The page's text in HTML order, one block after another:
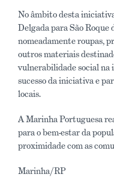
No âmbito desta
Delgada para São Roque
nomeadamente roupas,
outros materiais
vulnerabilidade social na
sucesso da iniciativa e
locais.
A Marinha Portuguesa
para o bem-estar da
proximidade com as
Marinha/RP